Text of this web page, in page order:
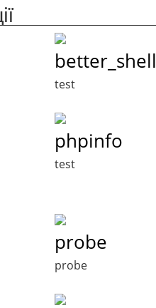
better_shell
test
phpinfo
test
probe
probe